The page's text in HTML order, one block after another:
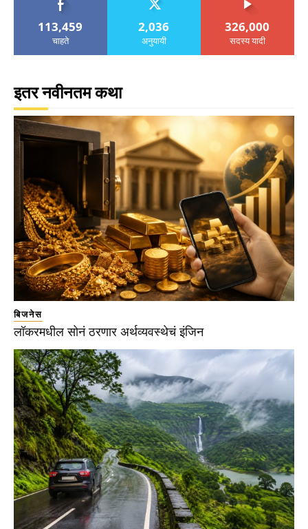
113,459
चाहते
2,036
अनुयायी
326,000
सदस्य यादी
इतर नवीनतम कथा
बिजनेस
लॉकरमधील सोनं ठरणार अर्थव्यवस्थेचं इंजिन